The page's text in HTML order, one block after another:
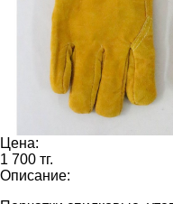
Цена:
1 700 тг.
Описание: